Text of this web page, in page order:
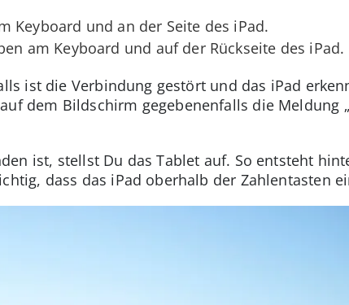
Keyboard und an der Seite des iPad.
am Keyboard und auf der Rückseite des iPad.
ist die Verbindung gestört und das iPad
dem Bildschirm gegebenenfalls die Meldung
ist, stellst Du das Tablet auf. So entsteht
dass das iPad oberhalb der Zahlentasten